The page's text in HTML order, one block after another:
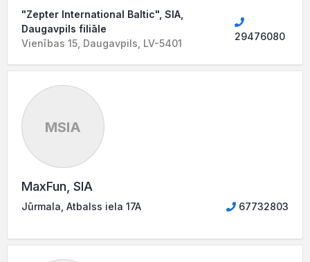
"Zepter International Baltic", SIA,
Daugavpils filiāle
Vienības 15, Daugavpils, LV-5401
29476080
MSIA
MaxFun, SIA
Jūrmala, Atbalss iela 17A 67732803